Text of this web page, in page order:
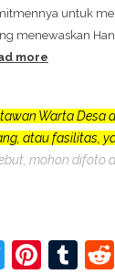
untuk
menewaskan
more
Warta Desa
atau fasilitas,
mohon difoto
Twitter